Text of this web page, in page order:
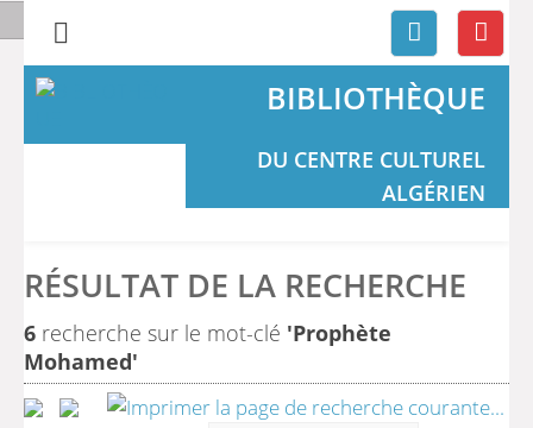
BIBLIOTHÈQUE
DU CENTRE CULTUREL
ALGÉRIEN
RÉSULTAT DE LA RECHERCHE
6 recherche sur le mot-clé 'Prophète
Mohamed'